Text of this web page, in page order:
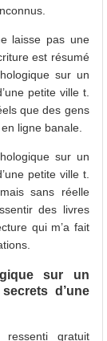
laisse pas une
est résumé
sur un
petite ville t.
que des gens
ligne banale.
sur un
petite ville t.
sans réelle
des livres
qui m’a fait
sur un
d’une
gratuit